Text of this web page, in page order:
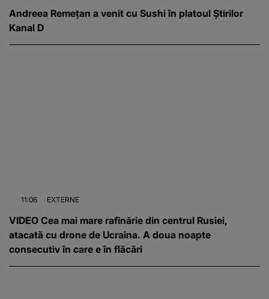
Andreea Remețan a venit cu Sushi în platoul Știrilor
Kanal D
11:06 EXTERNE
VIDEO Cea mai mare rafinărie din centrul Rusiei,
atacată cu drone de Ucraina. A doua noapte
consecutiv în care e în flăcări